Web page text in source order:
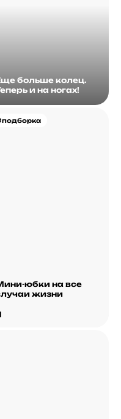
больше колец.
и на ногах!
юбки на все
жизни